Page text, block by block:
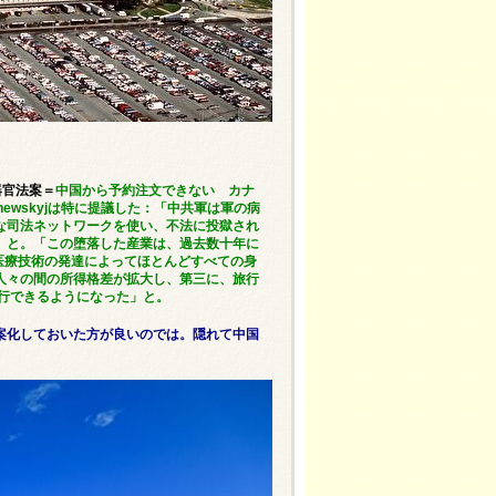
法案＝中国から予約注文できない カナ
は特に提議した：「中共軍は軍の病
法ネットワークを使い、不法に投獄され
。「この堕落した産業は、過去数十年に
技術の発達によってほとんどすべての身
の間の所得格差が拡大し、第三に、旅行
きるようになった」と。
しておいた方が良いのでは。隠れて中国